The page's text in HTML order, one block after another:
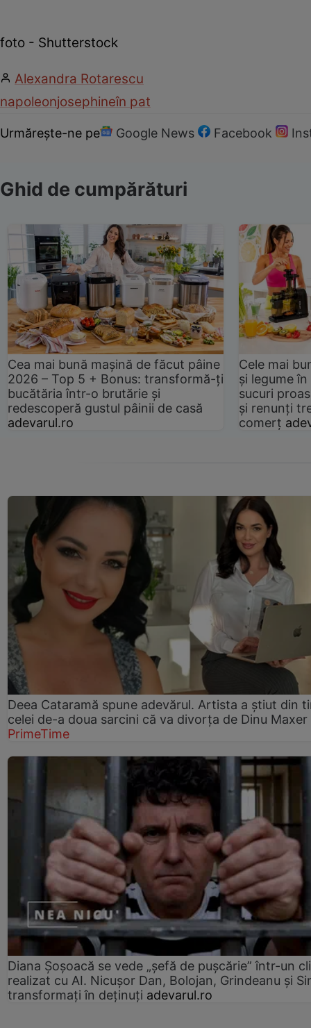
foto - Shutterstock
Alexandra Rotarescu
napoleonjosephineîn pat
Urmărește-ne pe Google News Facebook
Ghid de cumpărături
Cea mai bună mașină de făcut pâine
2026 – Top 5 + Bonus: transformă-ți
bucătăria într-o brutărie și
redescoperă gustul pâinii de casă
adevarul.ro
Cele mai
și legume
sucuri
și renunți
comerț
Deea Cataramă spune adevărul. Artista a știut din
celei de-a doua sarcini că va divorța de Dinu Maxer
PrimeTime
Diana Șoșoacă se vede „șefă de pușcărie” într-un
realizat cu AI. Nicușor Dan, Bolojan, Grindeanu și
transformați în deținuți adevarul.ro